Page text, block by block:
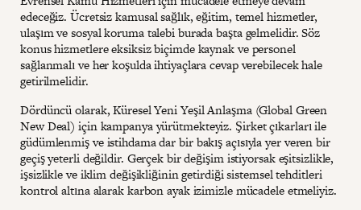
edeceğiz. Ücretsiz kamusal sağlık, eğitim, temel hizmetler,
ulaşım ve sosyal koruma talebi burada başta gelmelidir. Söz
konus hizmetlere eksiksiz biçimde kaynak ve personel
sağlanmalı ve her koşulda ihtiyaçlara cevap verebilecek hale
getirilmelidir.
Dördüncü olarak, Küresel Yeni Yeşil Anlaşma (Global Green
New Deal) için kampanya yürütmekteyiz. Şirket çıkarları ile
güdümlenmiş ve istihdama dar bir bakış açısıyla yer veren bir
geçiş yeterli değildir. Gerçek bir değişim istiyorsak eşitsizlikle,
işsizlikle ve iklim değişikliğinin getirdiği sistemsel tehditleri
kontrol altına alarak karbon ayak izimizle mücadele etmeliyiz.